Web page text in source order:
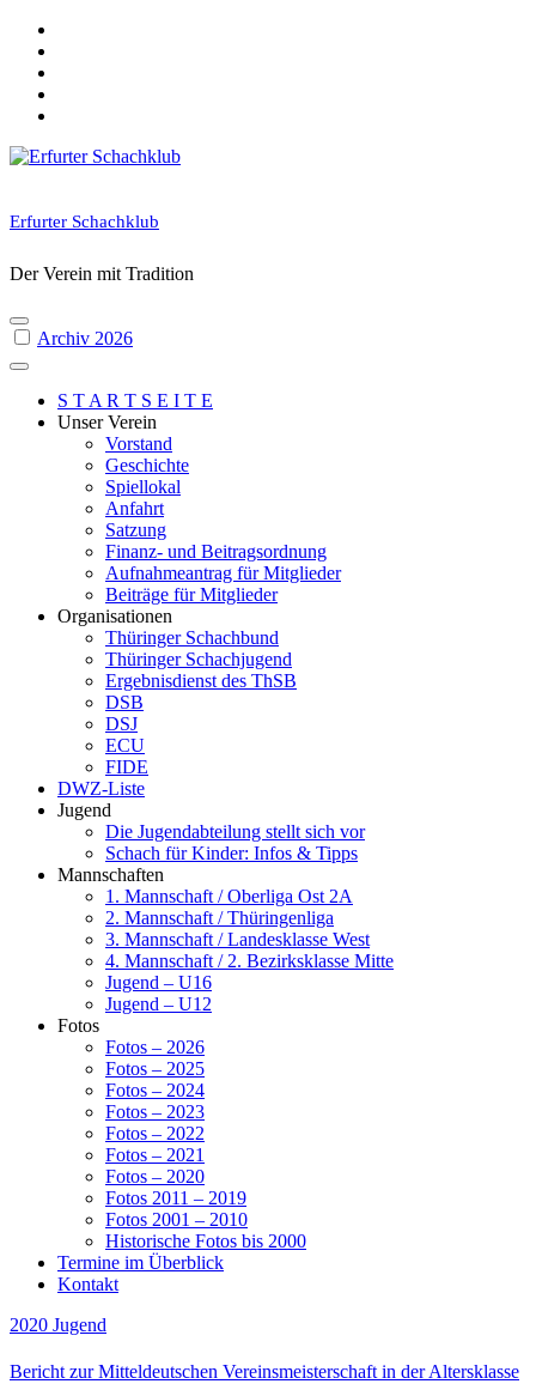
Skip
content
Erfurter Schachklub
Der Verein mit Tradition
Archiv 2026
S T A R T S E I T E
Unser Verein
Vorstand
Geschichte
Spiellokal
Anfahrt
Satzung
Finanz- und Beitragsordnung
Aufnahmeantrag für Mitglieder
Beiträge für Mitglieder
Organisationen
Thüringer Schachbund
Thüringer Schachjugend
Ergebnisdienst des ThSB
DSB
DSJ
ECU
FIDE
DWZ-Liste
Jugend
Die Jugendabteilung stellt sich vor
Schach für Kinder: Infos & Tipps
Mannschaften
1. Mannschaft / Oberliga Ost 2A
2. Mannschaft / Thüringenliga
3. Mannschaft / Landesklasse West
4. Mannschaft / 2. Bezirksklasse Mitte
Jugend – U16
Jugend – U12
Fotos
Fotos – 2026
Fotos – 2025
Fotos – 2024
Fotos – 2023
Fotos – 2022
Fotos – 2021
Fotos – 2020
Fotos 2011 – 2019
Fotos 2001 – 2010
Historische Fotos bis 2000
Termine im Überblick
Kontakt
2020 Jugend
Bericht zur Mitteldeutschen Vereinsmeisterschaft in der Altersklasse